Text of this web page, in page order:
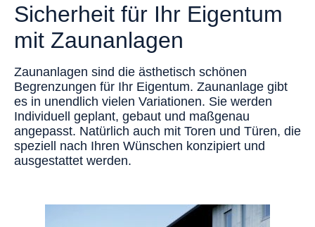
Sicherheit für Ihr Eigentum
mit Zaunanlagen
Zaunanlagen sind die ästhetisch schönen
Begrenzungen für Ihr Eigentum. Zaunanlage gibt
es in unendlich vielen Variationen. Sie werden
Individuell geplant, gebaut und maßgenau
angepasst. Natürlich auch mit Toren und Türen, die
speziell nach Ihren Wünschen konzipiert und
ausgestattet werden.